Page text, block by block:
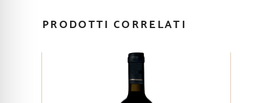
PRODOTTI CORRELATI